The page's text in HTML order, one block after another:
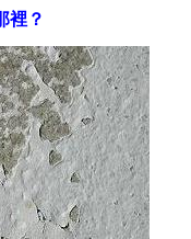
裡？